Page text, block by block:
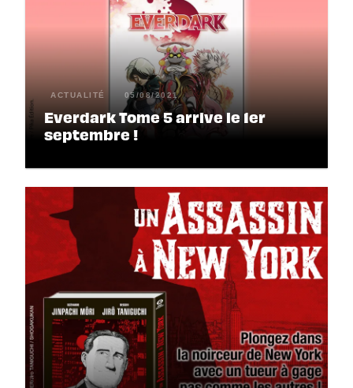
ACTUALITÉ 05/08/2021
Everdark Tome 5 arrive le 1er
septembre !